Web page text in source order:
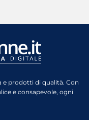
e prodotti di qualità. Con
e consapevole, ogni